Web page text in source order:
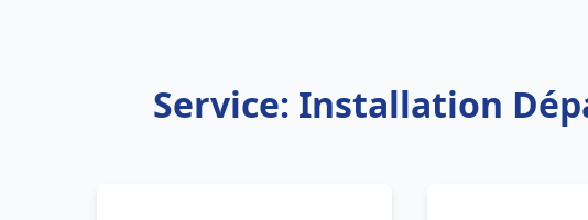
Service: Installation